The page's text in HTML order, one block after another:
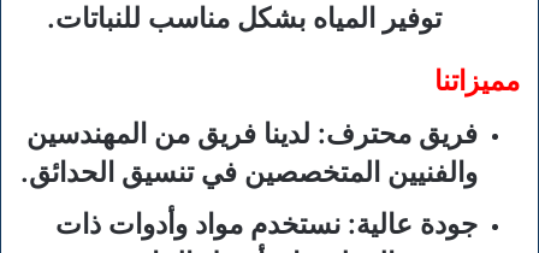
توفير المياه بشكل مناسب للنباتات.
مميزاتنا
فريق محترف: لدينا فريق من المهندسين
والفنيين المتخصصين في تنسيق الحدائق.
جودة عالية: نستخدم مواد وأدوات ذات